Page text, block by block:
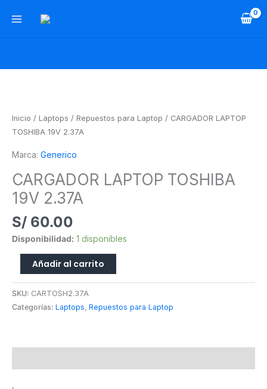
Inicio / Laptops / Repuestos para Laptop / CARGADOR LAPTOP
TOSHIBA 19V 2.37A
Marca: Generico
CARGADOR LAPTOP TOSHIBA
19V 2.37A
S/ 60.00
Disponibilidad: 1 disponibles
TOSHIBA
19V
cantidad
Añadir al carrito
SKU: CARTOSH2.37A
Categorías: Laptops, Repuestos para Laptop